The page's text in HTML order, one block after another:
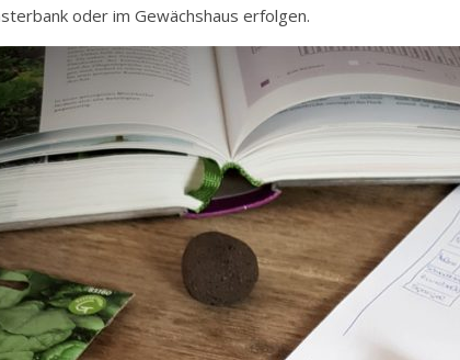
oder im Gewächshaus erfolgen.